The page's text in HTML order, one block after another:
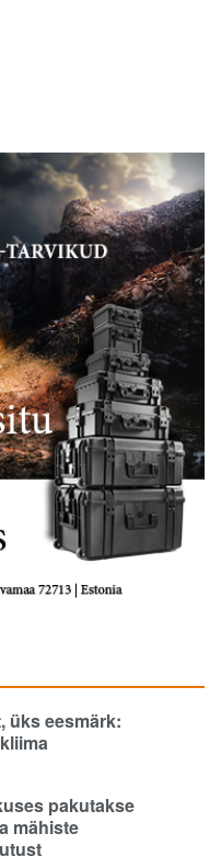
üks eesmärk:
pakutakse
mähiste